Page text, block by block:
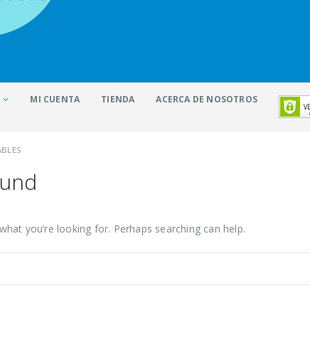
MI CUENTA TIENDA ACERCA DE NOSOTROS
you’re looking for. Perhaps searching can help.